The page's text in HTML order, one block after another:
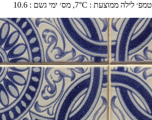
טמפ׳ לילה ממוצעת :
7°C, מס׳ ימי גשם :
10.6